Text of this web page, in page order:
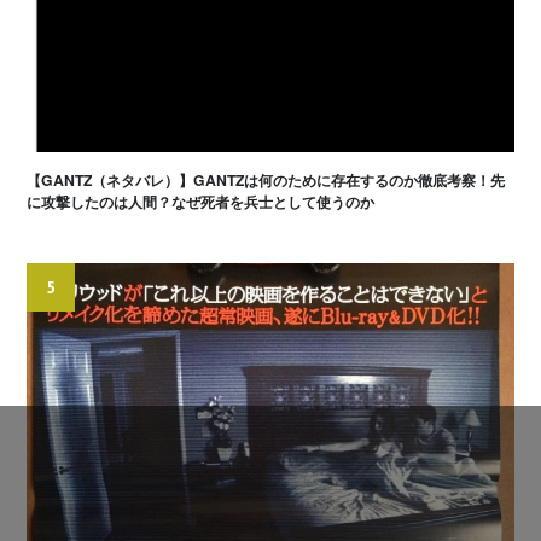
【GANTZ（ネタバレ）】GANTZは何のために存在するのか徹底考察！先
に攻撃したのは人間？なぜ死者を兵士として使うのか
5